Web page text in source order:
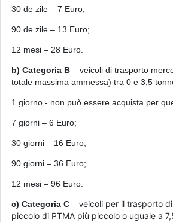
30 de zile – 7 Euro;
90 de zile – 13 Euro;
12 mesi – 28 Euro.
b) Categoria B– veicoli di trasporto
totale massima ammessa) tra 0 e 3,5
1 giorno - non può essere acquista per
7 giorni – 6 Euro;
30 giorni – 16 Euro;
90 giorni – 36 Euro;
12 mesi – 96 Euro.
c) Categoria C – veicoli per il trasporto
piccolo di PTMA più piccolo o uguale a